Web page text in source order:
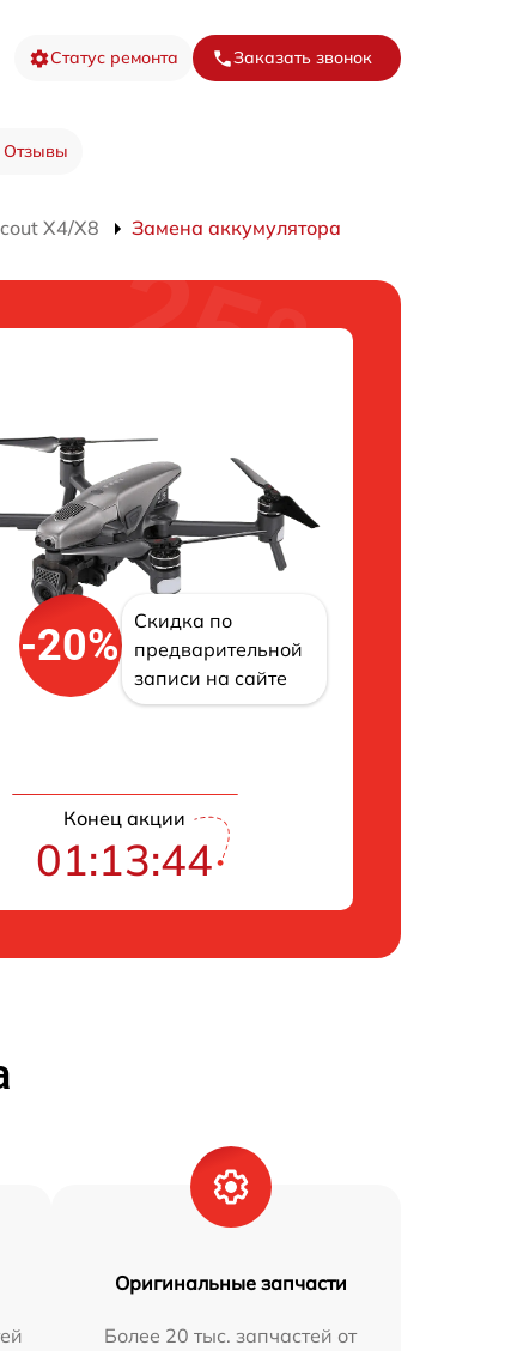
Статус ремонта Заказать звонок
Отзывы
X4/X8 Замена аккумулятора
-20%
Скидка по
предварительной
записи на сайте
Конец акции
01:13:43
Оригинальные запчасти
Более 20 тыс. запчастей от